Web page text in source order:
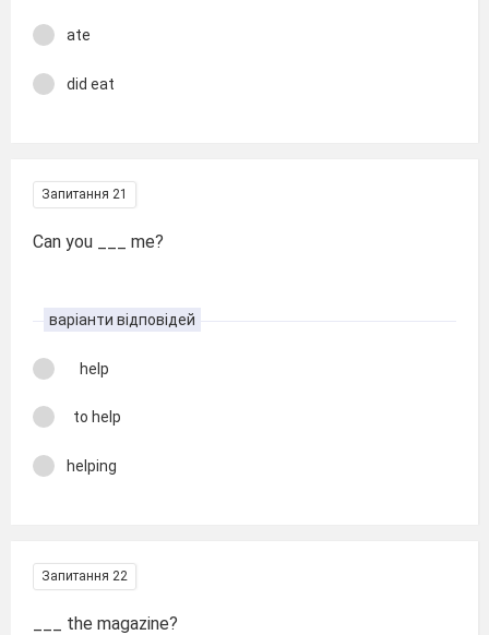
ate
did eat
Запитання 21
Can you ___ me?
варіанти відповідей
help
to help
helping
Запитання 22
___ the magazine?